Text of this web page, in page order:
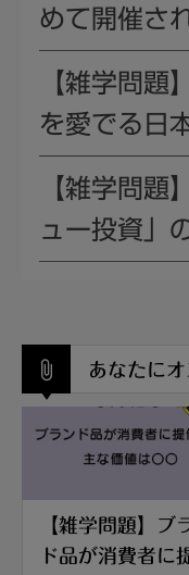
めて開催さ
【雑学問題
を愛でる日
【雑学問題
ュー投資」
あなたに
【雑学問題】ブ
ド品が消費者に